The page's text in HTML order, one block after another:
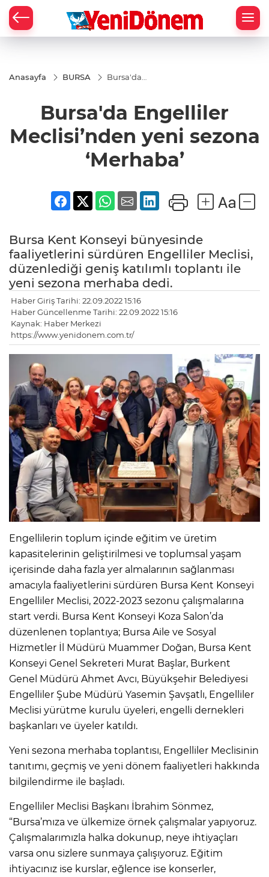
Anasayfa BURSA
Bursa'da
yeni sezona
‘Merhaba’
Bursa'da Engelliler
Meclisi’nden yeni sezona
‘Merhaba’
Bursa Kent Konseyi bünyesinde
faaliyetlerini sürdüren Engelliler Meclisi,
düzenlediği geniş katılımlı toplantı ile
yeni sezona merhaba dedi.
Haber Giriş Tarihi: 22.09.2022 15:16
Haber Güncellenme Tarihi: 22.09.2022 15:16
Kaynak: Haber Merkezi
https://www.yenidonem.com.tr/
Engellilerin toplum içinde eğitim ve üretim
kapasitelerinin geliştirilmesi ve toplumsal yaşam
içerisinde daha fazla yer almalarının sağlanması
amacıyla faaliyetlerini sürdüren Bursa Kent Konseyi
Engelliler Meclisi, 2022-2023 sezonu çalışmalarına
start verdi. Bursa Kent Konseyi Koza Salon’da
düzenlenen toplantıya; Bursa Aile ve Sosyal
Hizmetler İl Müdürü Muammer Doğan, Bursa Kent
Konseyi Genel Sekreteri Murat Başlar, Burkent
Genel Müdürü Ahmet Avcı, Büyükşehir Belediyesi
Engelliler Şube Müdürü Yasemin Şavşatlı, Engelliler
Meclisi yürütme kurulu üyeleri, engelli dernekleri
başkanları ve üyeler katıldı.
Yeni sezona merhaba toplantısı, Engelliler Meclisinin
tanıtımı, geçmiş ve yeni dönem faaliyetleri hakkında
bilgilendirme ile başladı.
Engelliler Meclisi Başkanı İbrahim Sönmez,
“Bursa’mıza ve ülkemize örnek çalışmalar yapıyoruz.
Çalışmalarımızla halka dokunup, neye ihtiyaçları
varsa onu sizlere sunmaya çalışıyoruz. Eğitim
ihtiyacınız ise kurslar, eğlence ise konserler,